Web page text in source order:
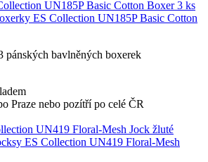
ES Collection UN185P Basic Cotton
pánských bavlněných boxerek
Praze nebo pozítří po celé ČR
ES Collection UN419 Floral-Mesh